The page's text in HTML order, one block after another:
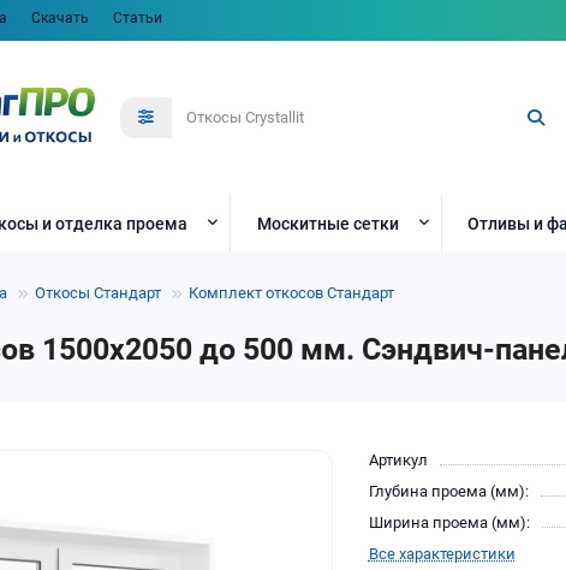
Скачать Статьи
и отделка проема Москитные сетки Отливы и
Откосы Стандарт Комплект откосов Стандарт
1500x2050 до 500 мм. Сэндвич-
Артикул
Глубина проема (мм):
Ширина проема (мм):
Все характеристики